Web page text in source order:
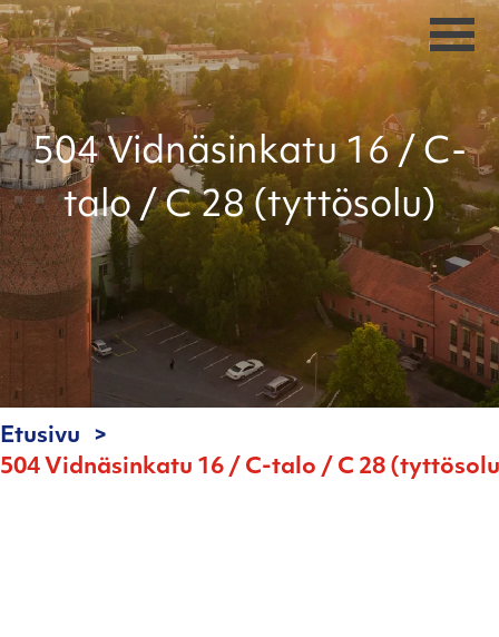
504 Vidnäsinkatu 16 / C-
talo / C 28 (tyttösolu)
Etusivu
504 Vidnäsinkatu 16 / C-talo / C 28